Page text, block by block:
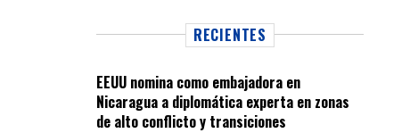
RECIENTES
EEUU nomina como embajadora en
Nicaragua a diplomática experta en zonas
de alto conflicto y transiciones